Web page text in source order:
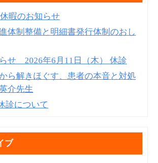
暇のお知らせ
体制整備と明細書発⾏体制のおし
せ 2026年6月11日（木） 休診
ら解きほぐす、患者の本音と対処
介先生
診について
ブ